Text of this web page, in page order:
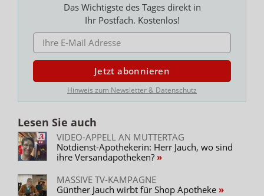
Das Wichtigste des Tages direkt in
Ihr Postfach. Kostenlos!
E-MAIL ADRESSE
Jetzt abonnieren
Hinweis zum Newsletter & Datenschutz
Lesen Sie auch
VIDEO-APPELL AN MUTTERTAG
Notdienst-Apothekerin: Herr Jauch, wo sind
ihre Versandapotheken?
MASSIVE TV-KAMPAGNE
Günther Jauch wirbt für Shop Apotheke